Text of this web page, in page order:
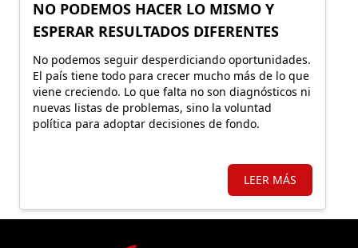
NO PODEMOS HACER LO MISMO Y
ESPERAR RESULTADOS DIFERENTES
No podemos seguir desperdiciando oportunidades.
El país tiene todo para crecer mucho más de lo que
viene creciendo. Lo que falta no son diagnósticos ni
nuevas listas de problemas, sino la voluntad
política para adoptar decisiones de fondo.
LEER MÁS